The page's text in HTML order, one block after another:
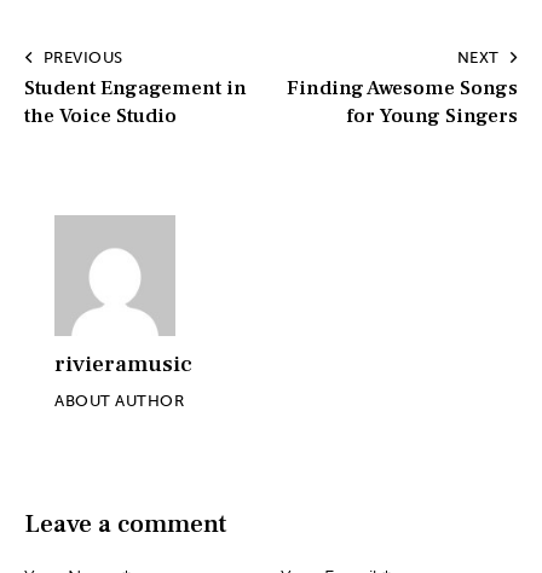
PREVIOUS
Student Engagement in
the Voice Studio
NEXT
Finding Awesome Songs
for Young Singers
rivieramusic
ABOUT AUTHOR
Leave a comment